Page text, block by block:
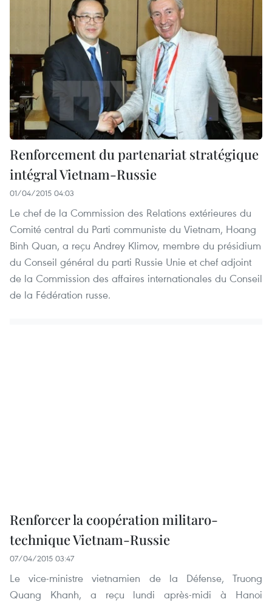
Renforcement du partenariat stratégique
intégral Vietnam-Russie
01/04/2015 04:03
Le chef de la Commission des Relations extérieures du
Comité central du Parti communiste du Vietnam, Hoang
Binh Quan, a reçu Andrey Klimov, membre du présidium
du Conseil général du parti Russie Unie et chef adjoint
de la Commission des affaires internationales du Conseil
de la Fédération russe.
Renforcer la coopération militaro-
technique Vietnam-Russie
07/04/2015 03:47
Le vice-ministre vietnamien de la Défense, Truong
Quang Khanh, a reçu lundi après-midi à Hanoi